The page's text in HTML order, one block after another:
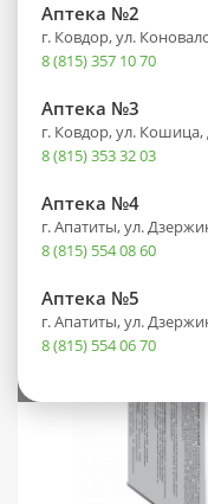
Аптека №2
г. Ковдор, ул.
8 (815) 357 10 70
Аптека №3
г. Ковдор, ул. Кошица,
8 (815) 353 32 03
Аптека №4
г. Апатиты, ул.
8 (815) 554 08 60
Аптека №5
г. Апатиты, ул.
8 (815) 554 06 70
Каталог Лечебное и
Фиточай
организма